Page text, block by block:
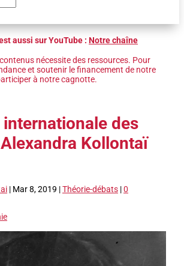
aussi sur YouTube : Notre chaîne
nécessite des ressources. Pour
et soutenir le financement de notre
à notre cagnotte.
des
Kollontaï
| Mar 8, 2019 |Théorie-débats |0